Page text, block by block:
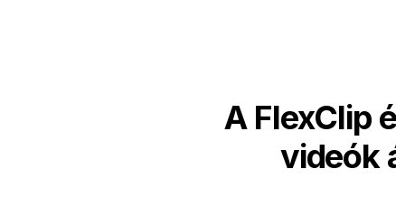
A FlexClip
videók